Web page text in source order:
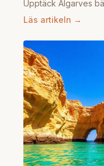
Upptäck Algarves
Läs artikeln →